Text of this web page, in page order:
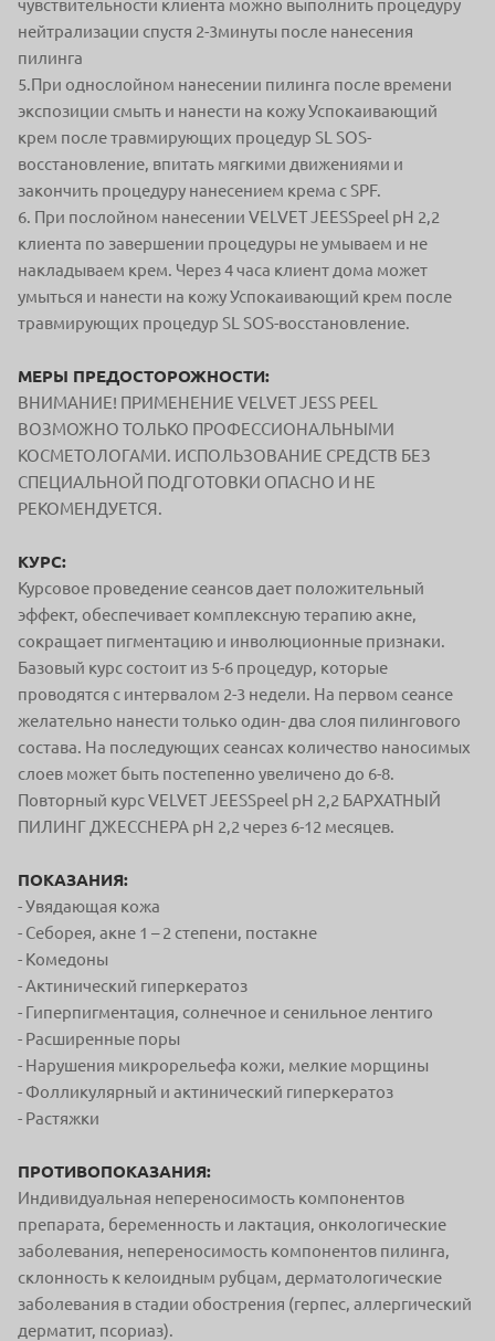
чувствительности клиента можно выполнить процедуру
нейтрализации спустя 2-3минуты после нанесения
пилинга
5.При однослойном нанесении пилинга после времени
экспозиции смыть и нанести на кожу Успокаивающий
крем после травмирующих процедур SL SOS-
восстановление, впитать мягкими движениями и
закончить процедуру нанесением крема с SPF.
6. При послойном нанесении VELVET JEESSpeel pH 2,2
клиента по завершении процедуры не умываем и не
накладываем крем. Через 4 часа клиент дома может
умыться и нанести на кожу Успокаивающий крем после
травмирующих процедур SL SOS-восстановление.
МЕРЫ ПРЕДОСТОРОЖНОСТИ:
ВНИМАНИЕ! ПРИМЕНЕНИЕ VELVET JESS PEEL
ВОЗМОЖНО ТОЛЬКО ПРОФЕССИОНАЛЬНЫМИ
КОСМЕТОЛОГАМИ. ИСПОЛЬЗОВАНИЕ СРЕДСТВ БЕЗ
СПЕЦИАЛЬНОЙ ПОДГОТОВКИ ОПАСНО И НЕ
РЕКОМЕНДУЕТСЯ.
КУРС:
Курсовое проведение сеансов дает положительный
эффект, обеспечивает комплексную терапию акне,
сокращает пигментацию и инволюционные признаки.
Базовый курс состоит из 5-6 процедур, которые
проводятся с интервалом 2-3 недели. На первом сеансе
желательно нанести только один- два слоя пилингового
состава. На последующих сеансах количество наносимых
слоев может быть постепенно увеличено до 6-8.
Повторный курс VELVET JEESSpeel pH 2,2 БАРХАТНЫЙ
ПИЛИНГ ДЖЕССНЕРА pH 2,2 через 6-12 месяцев.
ПОКАЗАНИЯ:
- Увядающая кожа
- Себорея, акне 1 – 2 степени, постакне
- Комедоны
- Актинический гиперкератоз
- Гиперпигментация, солнечное и сенильное лентиго
- Расширенные поры
- Нарушения микрорельефа кожи, мелкие морщины
- Фолликулярный и актинический гиперкератоз
- Растяжки
ПРОТИВОПОКАЗАНИЯ:
Индивидуальная непереносимость компонентов
препарата, беременность и лактация, онкологические
заболевания, непереносимость компонентов пилинга,
склонность к келоидным рубцам, дерматологические
заболевания в стадии обострения (герпес, аллергический
дерматит, псориаз).